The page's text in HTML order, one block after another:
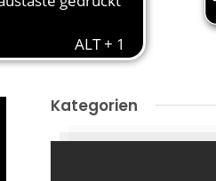
Kategorien